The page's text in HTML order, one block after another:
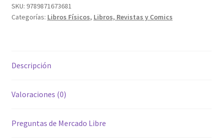
SKU: 9789871673681
Categorías: Libros Físicos, Libros, Revistas y Comics
Descripción
Valoraciones (0)
Preguntas de Mercado Libre